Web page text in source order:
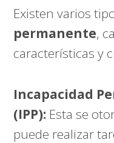
Existen varios
permanente,
características y
Incapacidad
(IPP): Esta se
puede realizar